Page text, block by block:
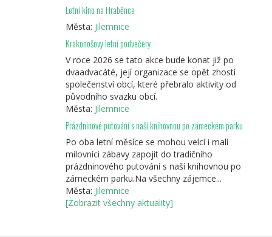
Letní kino na Hraběnce
Města: Jilemnice
Krakonošovy letní podvečery
V roce 2026 se tato akce bude konat již po
dvaadvacáté, její organizace se opět zhostí
společenství obcí, které přebralo aktivity od
původního svazku obcí.
Města: Jilemnice
Prázdninové putování s naší knihovnou po zámeckém parku
Po oba letní měsíce se mohou velcí i malí
milovníci zábavy zapojit do tradičního
prázdninového putování s naší knihovnou po
zámeckém parku.Na všechny zájemce...
Města: Jilemnice
[Zobrazit všechny aktuality]